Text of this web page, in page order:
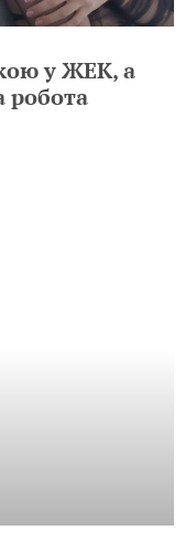
у ЖЕК, а
робота